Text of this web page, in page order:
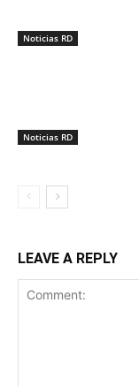
Noticias RD
Noticias RD
LEAVE A REPLY